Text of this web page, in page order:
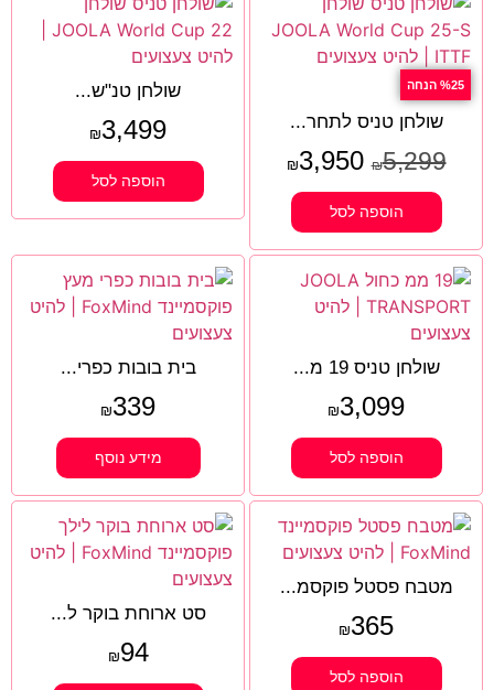
%25 הנחה
שולחן טניס לתחר...
₪5,299
₪3,950
הוספה לסל
שולחן טנ"ש...
₪3,499
הוספה לסל
שולחן טניס 19 מ...
₪3,099
הוספה לסל
בית בובות כפרי...
₪339
מידע נוסף
מטבח פסטל פוקסמ...
₪365
הוספה לסל
סט ארוחת בוקר ל...
₪94